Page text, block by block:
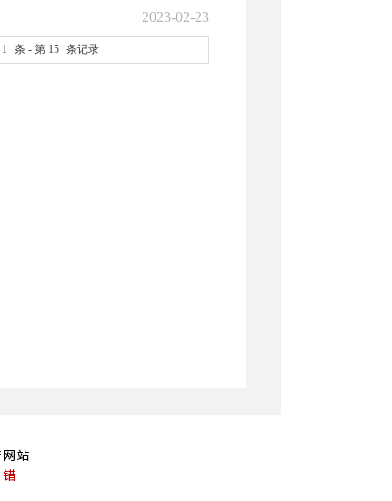
2023-02-23
1 条 - 第 15 条记录